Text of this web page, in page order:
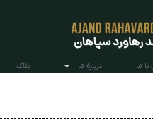
ما درباره ما بلاگ